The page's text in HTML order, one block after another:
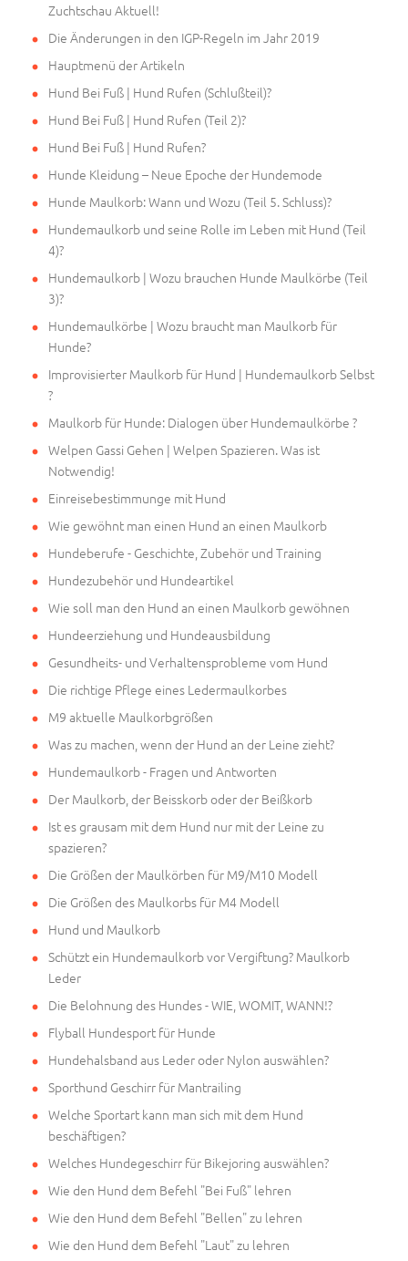
Zuchtschau Aktuell!
Die Änderungen in den IGP-Regeln im Jahr 2019
Hauptmenü der Artikeln
Hund Bei Fuß | Hund Rufen (Schlußteil)?
Hund Bei Fuß | Hund Rufen (Teil 2)?
Hund Bei Fuß | Hund Rufen?
Hunde Kleidung – Neue Epoche der Hundemode
Hunde Maulkorb: Wann und Wozu (Teil 5. Schluss)?
Hundemaulkorb und seine Rolle im Leben mit Hund (Teil
4)?
Hundemaulkorb | Wozu brauchen Hunde Maulkörbe (Teil
3)?
Hundemaulkörbe | Wozu braucht man Maulkorb für
Hunde?
Improvisierter Maulkorb für Hund | Hundemaulkorb Selbst
?
Maulkorb für Hunde: Dialogen über Hundemaulkörbe ?
Welpen Gassi Gehen | Welpen Spazieren. Was ist
Notwendig!
Einreisebestimmunge mit Hund
Wie gewöhnt man einen Hund an einen Maulkorb
Hundeberufe - Geschichte, Zubehör und Training
Hundezubehör und Hundeartikel
Wie soll man den Hund an einen Maulkorb gewöhnen
Hundeerziehung und Hundeausbildung
Gesundheits- und Verhaltensprobleme vom Hund
Die richtige Pflege eines Ledermaulkorbes
M9 aktuelle Maulkorbgrößen
Was zu machen, wenn der Hund an der Leine zieht?
Hundemaulkorb - Fragen und Antworten
Der Maulkorb, der Beisskorb oder der Beißkorb
Ist es grausam mit dem Hund nur mit der Leine zu
spazieren?
Die Größen der Maulkörben für M9/M10 Modell
Die Größen des Maulkorbs für M4 Modell
Hund und Maulkorb
Schützt ein Hundemaulkorb vor Vergiftung? Maulkorb
Leder
Die Belohnung des Hundes - WIE, WOMIT, WANN!?
Flyball Hundesport für Hunde
Hundehalsband aus Leder oder Nylon auswählen?
Sporthund Geschirr für Mantrailing
Welche Sportart kann man sich mit dem Hund
beschäftigen?
Welches Hundegeschirr für Bikejoring auswählen?
Wie den Hund dem Befehl "Bei Fuß" lehren
Wie den Hund dem Befehl "Bellen" zu lehren
Wie den Hund dem Befehl "Laut" zu lehren